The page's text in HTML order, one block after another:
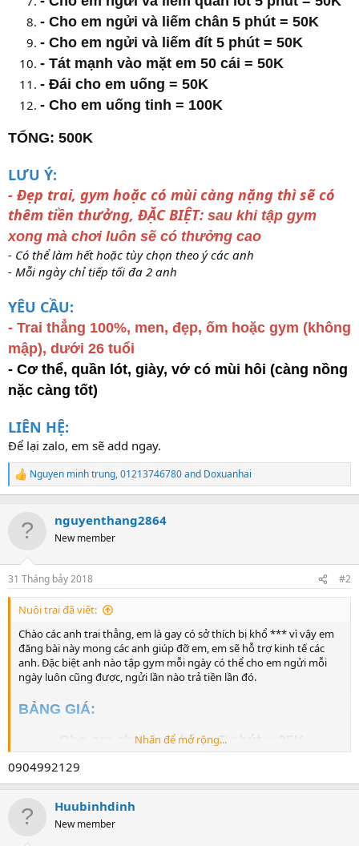
- Cho em ngửi và liếm chân 5 phút = 50K
- Cho em ngửi và liếm đít 5 phút = 50K
- Tát mạnh vào mặt em 50 cái = 50K
- Đái cho em uống = 50K
- Cho em uống tinh = 100K
TỔNG: 500K
LƯU Ý:
- Đẹp trai, gym hoặc có mùi càng nặng thì sẽ có
thêm tiền thưởng, ĐẶC BIỆT: sau khi tập gym
xong mà chơi luôn sẽ có thưởng cao
- Có thể làm hết hoặc tùy chọn theo ý các anh
- Mỗi ngày chỉ tiếp tối đa 2 anh
YÊU CẦU:
- Trai thẳng 100%, men, đẹp, ốm hoặc gym (không
mập), dưới 26 tuổi
- Cơ thể, quần lót, giày, vớ có mùi hôi (càng nồng
nặc càng tốt)
LIÊN HỆ:
Để lại zalo, em sẽ add ngay.
R
e
n
s
:
Nguyen minh trung,01213746780and Doxuanhai
nguyenthang2864
New member
31 Tháng bảy 2018 #2
Nuôi trai đã viết:
Chào các anh trai thẳng, em là gay có sở thích bị khổ *** vì vậy em
đăng bài này mong các anh giúp đỡ em, em sẽ hỗ trợ kinh tế các
anh. Đặc biệt anh nào tập gym mỗi ngày có thể cho em ngửi mỗi
ngày luôn cũng được, ngửi lần nào trả tiền lần đó.
BẢNG GIÁ:
- Cho em chui qua háng 5 phút = 25K
- Cho em ngửi và liếm giày 5 phút = 25K
-Cho em ngửi và liếm vớ 5 phút = 25K
-Cho em ngửi và liếm nách 5 phút = 25K
- Nhổ nước bọt cho em uống 10 lần = 25K
Nhấn để mở rộng...
0904992129
Huubinhdinh
New member